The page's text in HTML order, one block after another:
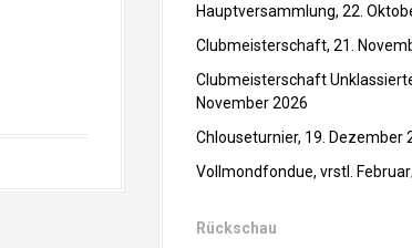
Hauptversammlung, 22.
Clubmeisterschaft, 21.
Clubmeisterschaft
November 2026
Chlouseturnier, 19. Dezember
Vollmondfondue, vrstl.
Rückschau